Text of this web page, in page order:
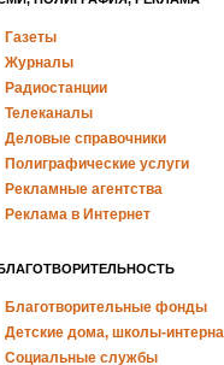
Газеты
Журналы
Радиостанции
Телеканалы
Деловые справочники
Полиграфические услуги
Рекламные агентства
Реклама в Интернет
Благотворительные фонды
Детские дома, школы-
Социальные службы